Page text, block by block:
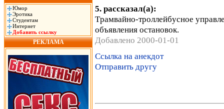
Юмор
Эротика
Студентам
Интернет
Добавить ссылку
РЕКЛАМА
5. рассказал(а):
Тpамвайно-тpоллейбyсное
объявления остановок.
Добавлено 2000-01-01
Ссылка на анекдот
Отправить другу